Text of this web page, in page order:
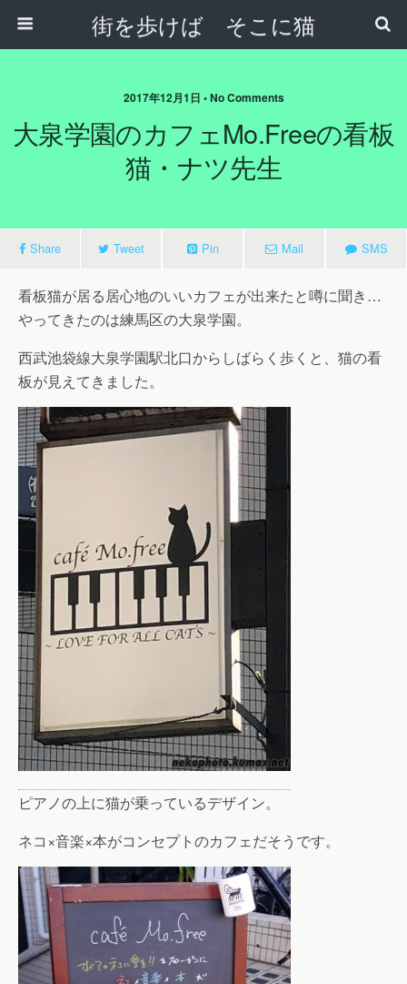
街を歩けば そこに猫
2017年12月1日 • No Comments
大泉学園のカフェMo.freeの看板
猫・ナツ先生
Share Tweet Pin Mail SMS
看板猫が居る居心地のいいカフェが出来たと噂に聞き…
やってきたのは練馬区の大泉学園。
西武池袋線大泉学園駅北口からしばらく歩くと、猫の看
板が見えてきました。
ピアノの上に猫が乗っているデザイン。
ネコ×音楽×本がコンセプトのカフェだそうです。